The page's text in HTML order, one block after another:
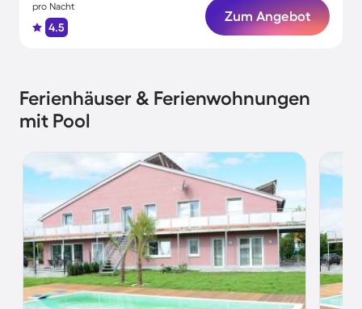
pro Nacht
4.5
Zum Angebot
Ferienhäuser & Ferienwohnungen
mit Pool